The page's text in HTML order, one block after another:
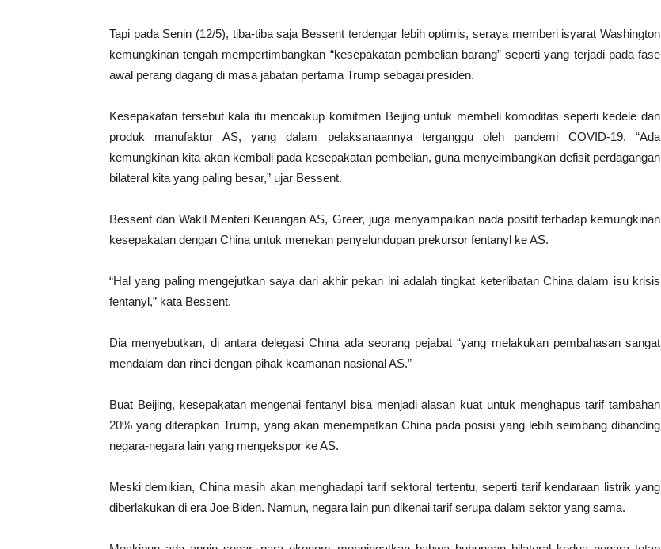
Tapi pada Senin (12/5), tiba-tiba saja Bessent terdengar lebih optimis, seraya memberi isyarat Washington
kemungkinan tengah mempertimbangkan “kesepakatan pembelian barang” seperti yang terjadi pada fase
awal perang dagang di masa jabatan pertama Trump sebagai presiden.
Kesepakatan tersebut kala itu mencakup komitmen Beijing untuk membeli komoditas seperti kedele dan
produk manufaktur AS, yang dalam pelaksanaannya terganggu oleh pandemi COVID-19. “Ada
kemungkinan kita akan kembali pada kesepakatan pembelian, guna menyeimbangkan defisit perdagangan
bilateral kita yang paling besar,” ujar Bessent.
Bessent dan Wakil Menteri Keuangan AS, Greer, juga menyampaikan nada positif terhadap kemungkinan
kesepakatan dengan China untuk menekan penyelundupan prekursor fentanyl ke AS.
“Hal yang paling mengejutkan saya dari akhir pekan ini adalah tingkat keterlibatan China dalam isu krisis
fentanyl,” kata Bessent.
Dia menyebutkan, di antara delegasi China ada seorang pejabat “yang melakukan pembahasan sangat
mendalam dan rinci dengan pihak keamanan nasional AS.”
Buat Beijing, kesepakatan mengenai fentanyl bisa menjadi alasan kuat untuk menghapus tarif tambahan
20% yang diterapkan Trump, yang akan menempatkan China pada posisi yang lebih seimbang dibanding
negara-negara lain yang mengekspor ke AS.
Meski demikian, China masih akan menghadapi tarif sektoral tertentu, seperti tarif kendaraan listrik yang
diberlakukan di era Joe Biden. Namun, negara lain pun dikenai tarif serupa dalam sektor yang sama.